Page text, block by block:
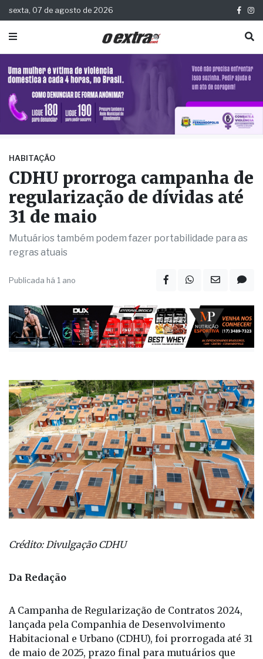
sexta, 07 de agosto de 2026
HABITAÇÃO
CDHU prorroga campanha de
regularização de dívidas até
31 de maio
Mutuários também podem fazer portabilidade para as
regras atuais
Publicada há 1 ano
Crédito: Divulgação CDHU
Da Redação
A Campanha de Regularização de Contratos 2024,
lançada pela Companhia de Desenvolvimento
Habitacional e Urbano (CDHU), foi prorrogada até 31
de maio de 2025, prazo final para mutuários que